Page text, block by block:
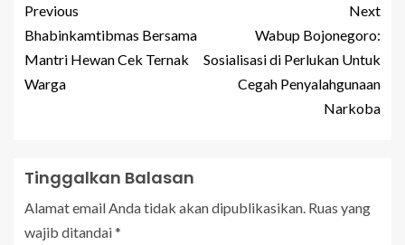
Previous
Bhabinkamtibmas Bersama
Mantri Hewan Cek Ternak
Warga
Next
Wabup Bojonegoro:
Sosialisasi di Perlukan Untuk
Cegah Penyalahgunaan
Narkoba
Tinggalkan Balasan
Alamat email Anda tidak akan dipublikasikan. Ruas yang
wajib ditandai*